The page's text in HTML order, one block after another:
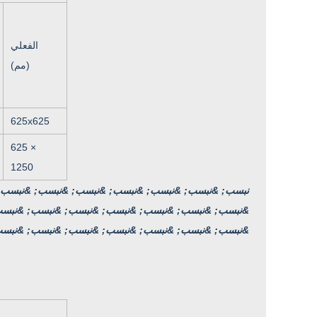
الفعلي
(مم)
625x625
625 ×
1250
&نبسب; &نبسب; &نبسب; &نبسب; &نبسب; &نبسب;
&نبسب; &نبسب; &نبسب; &نبسب; &نبسب; &نبسب;